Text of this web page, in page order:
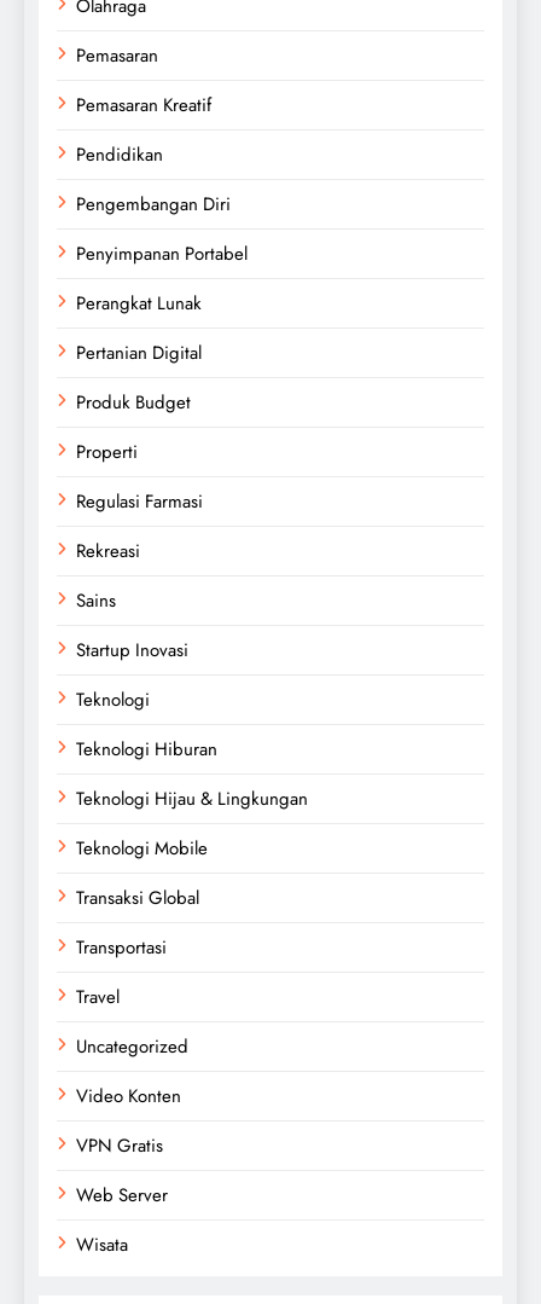
Olahraga
Pemasaran
Pemasaran Kreatif
Pendidikan
Pengembangan Diri
Penyimpanan Portabel
Perangkat Lunak
Pertanian Digital
Produk Budget
Properti
Regulasi Farmasi
Rekreasi
Sains
Startup Inovasi
Teknologi
Teknologi Hiburan
Teknologi Hijau & Lingkungan
Teknologi Mobile
Transaksi Global
Transportasi
Travel
Uncategorized
Video Konten
VPN Gratis
Web Server
Wisata